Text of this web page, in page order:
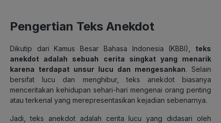
Pengertian Teks Anekdot
Dikutip dari Kamus Besar Bahasa Indonesia (KBBI), teks
anekdot adalah sebuah cerita singkat yang menarik
karena terdapat unsur lucu dan mengesankan. Selain
bersifat lucu dan menghibur, teks anekdot biasanya
menceritakan kehidupan sehari-hari mengenai orang penting
atau terkenal yang merepresentasikan kejadian sebenarnya.
Jadi,teks anekdot adalah cerita lucu yang didasari oleh